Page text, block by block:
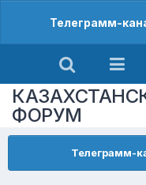
Телеграмм-
ФОРУМ
Телеграмм-